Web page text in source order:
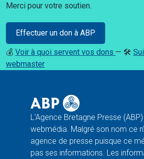
Merci pour votre soutien.
Effectuer un don à ABP
💰 Voir à quoi servent vos dons — 🛠️
webmaster
L'Agence Bretagne Presse
webmédia. Malgré son nom ce
agence de presse puisque ce
pas ses informations. Les